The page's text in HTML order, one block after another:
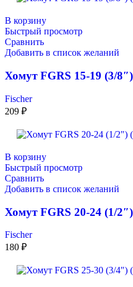
В корзину
Быстрый просмотр
Сравнить
Добавить в список желаний
Хомут FGRS 15-19 (3/
Fischer
209 ₽
В корзину
Быстрый просмотр
Сравнить
Добавить в список желаний
Хомут FGRS 20-24 (1/
Fischer
180 ₽